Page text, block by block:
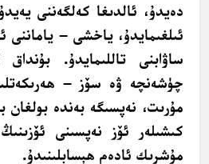
دەيدۇ، ئالدىغا كەلگەننى
ئىلغىمايدۇ، ياخشى – ياماننى
ساۋابنى تاللىمايدۇ.
چۈشەنچە ۋە سۆز –
مۇرىت، نەپسىگە بەندە بولغان
كىشىلەر ئۆز نەپسىنى ئۆزىنىڭ
مۇشرىك ئادەم ھېسابلىنىدۇ.